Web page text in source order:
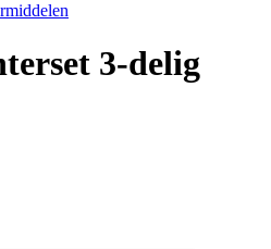
3-delig